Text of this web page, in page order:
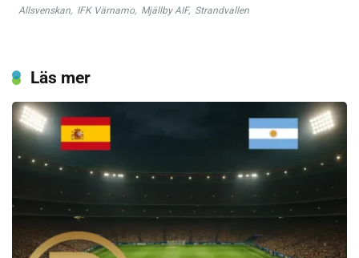
Allsvenskan, IFK Värnamo, Mjällby AIF, Strandvallen
Läs mer